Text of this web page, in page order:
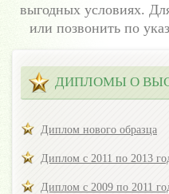
выгодных условиях.
или позвонить по
ДИПЛОМЫ О
Диплом нового образца
Диплом с 2011 по 2013
Диплом с 2009 по 2011